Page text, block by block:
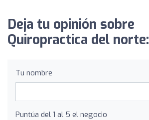
Deja tu opinión sobre
Quiropractica del norte:
Tu nombre
Puntúa del 1 al 5 el negocio